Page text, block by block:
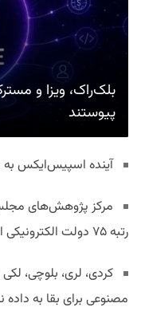
بلک‌راک، ویزا و
پیوستند
آینده اسپیس‌ایکس
مرکز پژوهش‌های
رتبه ۷۵ دولت الکترونیکی است
کردی، لری، بلوچی،
مصنوعی برای بقا به داده